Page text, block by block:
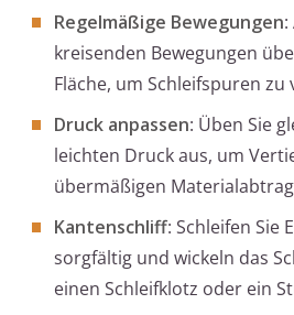
Regelmäßige Bewegungen
kreisenden Bewegungen
Fläche, um Schleifspuren zu
Druck anpassen: Üben Sie
leichten Druck aus, um
übermäßigen
Kantenschliff: Schleifen Sie
sorgfältig und wickeln das
einen Schleifklotz oder ein